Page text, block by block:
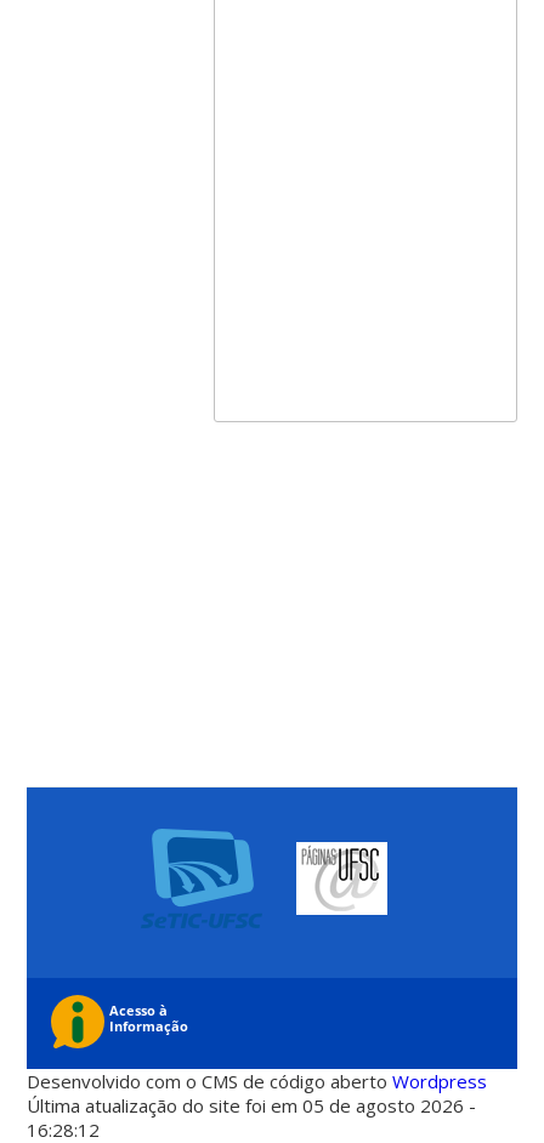
Desenvolvido com o CMS de código abertoWordpress
Última atualização do site foi em 05 de agosto 2026 -
16:28:12